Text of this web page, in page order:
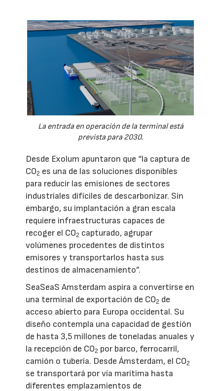
La entrada en operación de la terminal está
prevista para 2030.
Desde Exolum apuntaron que “la captura de
CO2 es una de las soluciones disponibles
para reducir las emisiones de sectores
industriales difíciles de descarbonizar. Sin
embargo, su implantación a gran escala
requiere infraestructuras capaces de
recoger el CO2 capturado, agrupar
volúmenes procedentes de distintos
emisores y transportarlos hasta sus
destinos de almacenamiento”.
SeaSeaS Amsterdam aspira a convertirse en
una terminal de exportación de CO2 de
acceso abierto para Europa occidental. Su
diseño contempla una capacidad de gestión
de hasta 3,5 millones de toneladas anuales y
la recepción de CO2 por barco, ferrocarril,
camión o tubería. Desde Ámsterdam, el CO2
se transportará por vía marítima hasta
diferentes emplazamientos de